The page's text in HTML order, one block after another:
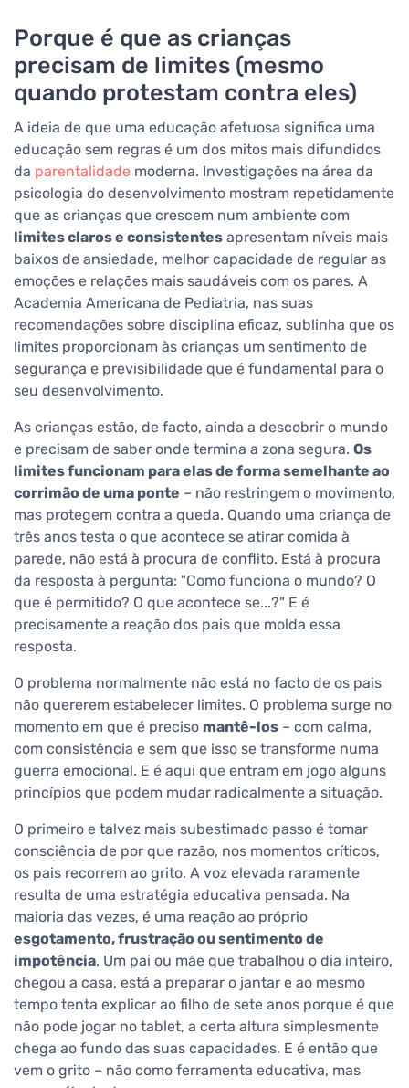
Porque é que as crianças
precisam de limites (mesmo
quando protestam contra eles)
A ideia de que uma educação afetuosa significa uma
educação sem regras é um dos mitos mais difundidos
da parentalidade moderna. Investigações na área da
psicologia do desenvolvimento mostram repetidamente
que as crianças que crescem num ambiente com
limites claros e consistentes apresentam níveis mais
baixos de ansiedade, melhor capacidade de regular as
emoções e relações mais saudáveis com os pares. A
Academia Americana de Pediatria, nas suas
recomendações sobre disciplina eficaz, sublinha que os
limites proporcionam às crianças um sentimento de
segurança e previsibilidade que é fundamental para o
seu desenvolvimento.
As crianças estão, de facto, ainda a descobrir o mundo
e precisam de saber onde termina a zona segura. Os
limites funcionam para elas de forma semelhante ao
corrimão de uma ponte – não restringem o movimento,
mas protegem contra a queda. Quando uma criança de
três anos testa o que acontece se atirar comida à
parede, não está à procura de conflito. Está à procura
da resposta à pergunta: "Como funciona o mundo? O
que é permitido? O que acontece se...?" E é
precisamente a reação dos pais que molda essa
resposta.
O problema normalmente não está no facto de os pais
não quererem estabelecer limites. O problema surge no
momento em que é preciso mantê-los – com calma,
com consistência e sem que isso se transforme numa
guerra emocional. E é aqui que entram em jogo alguns
princípios que podem mudar radicalmente a situação.
O primeiro e talvez mais subestimado passo é tomar
consciência de por que razão, nos momentos críticos,
os pais recorrem ao grito. A voz elevada raramente
resulta de uma estratégia educativa pensada. Na
maioria das vezes, é uma reação ao próprio
esgotamento, frustração ou sentimento de
impotência. Um pai ou mãe que trabalhou o dia inteiro,
chegou a casa, está a preparar o jantar e ao mesmo
tempo tenta explicar ao filho de sete anos porque é que
não pode jogar no tablet, a certa altura simplesmente
chega ao fundo das suas capacidades. E é então que
vem o grito – não como ferramenta educativa, mas